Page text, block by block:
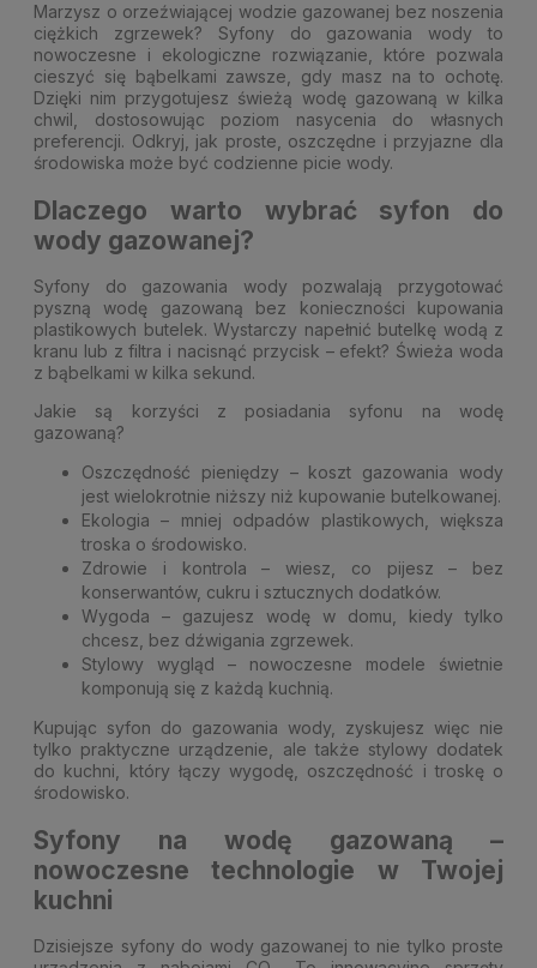
Marzysz o orzeźwiającej wodzie gazowanej bez noszenia
ciężkich zgrzewek? Syfony do gazowania wody to
nowoczesne i ekologiczne rozwiązanie, które pozwala
cieszyć się bąbelkami zawsze, gdy masz na to ochotę.
Dzięki nim przygotujesz świeżą wodę gazowaną w kilka
chwil, dostosowując poziom nasycenia do własnych
preferencji. Odkryj, jak proste, oszczędne i przyjazne dla
środowiska może być codzienne picie wody.
Dlaczego warto wybrać syfon do
wody gazowanej?
Syfony do gazowania wody pozwalają przygotować
pyszną wodę gazowaną bez konieczności kupowania
plastikowych butelek. Wystarczy napełnić butelkę wodą z
kranu lub z filtra i nacisnąć przycisk – efekt? Świeża woda
z bąbelkami w kilka sekund.
Jakie są korzyści z posiadania syfonu na wodę
gazowaną?
Oszczędność pieniędzy – koszt gazowania wody
jest wielokrotnie niższy niż kupowanie butelkowanej.
Ekologia – mniej odpadów plastikowych, większa
troska o środowisko.
Zdrowie i kontrola – wiesz, co pijesz – bez
konserwantów, cukru i sztucznych dodatków.
Wygoda – gazujesz wodę w domu, kiedy tylko
chcesz, bez dźwigania zgrzewek.
Stylowy wygląd – nowoczesne modele świetnie
komponują się z każdą kuchnią.
Kupując syfon do gazowania wody, zyskujesz więc nie
tylko praktyczne urządzenie, ale także stylowy dodatek
do kuchni, który łączy wygodę, oszczędność i troskę o
środowisko.
Syfony na wodę gazowaną –
nowoczesne technologie w Twojej
kuchni
Dzisiejsze syfony do wody gazowanej to nie tylko proste